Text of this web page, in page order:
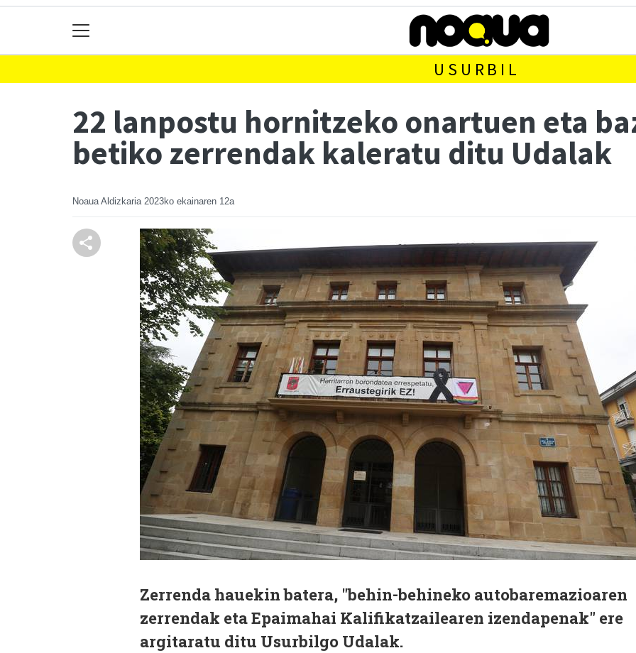
USURBIL
22 lanpostu hornitzeko onartuen eta
betiko zerrendak kaleratu ditu Udalak
Noaua Aldizkaria 2023ko ekainaren 12a
Zerrenda hauekin batera, "behin-behineko autobaremazioaren
zerrendak eta Epaimahai Kalifikatzailearen izendapenak" ere
argitaratu ditu Usurbilgo Udalak.